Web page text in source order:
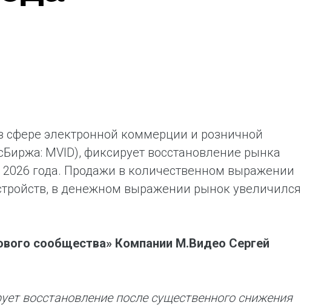
convenient universal online platform. The brand’s key
сфере электронной коммерции и розничной
MVID), фиксирует восстановление рынка
года. Продажи в количественном выражении
в денежном выражении рынок увеличился
сообщества» Компании М.Видео Сергей
восстановление после существенного снижения